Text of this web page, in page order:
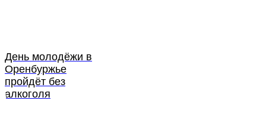
День молодёжи в
Оренбуржье
пройдёт без
алкоголя